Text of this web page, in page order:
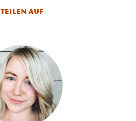
Teilen auf